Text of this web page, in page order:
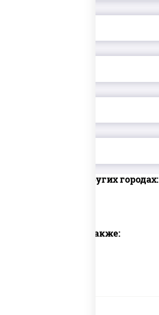
Доставка в других городах:
Предлагаем также: